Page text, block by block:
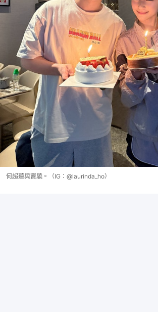
何超蓮與竇驍。（IG：@laurinda_ho）